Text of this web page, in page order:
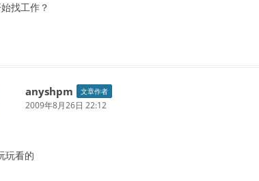
找工作？
anyshpm 文章作者
2009年8月26日 22:12
玩看的